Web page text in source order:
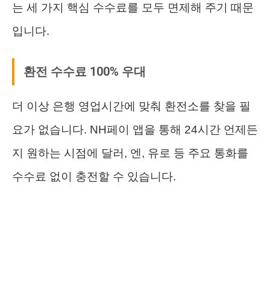
는 세 가지 핵심 수수료를 모두 면제해 주기 때문
입니다.
환전 수수료 100% 우대
더 이상 은행 영업시간에 맞춰 환전소를 찾을 필
요가 없습니다. NH페이 앱을 통해 24시간 언제든
지 원하는 시점에 달러, 엔, 유로 등 주요 통화를
수수료 없이 충전할 수 있습니다.